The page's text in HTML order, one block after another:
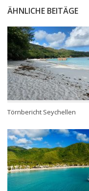
ÄHNLICHE BEITÄGE
Törnbericht Seychellen